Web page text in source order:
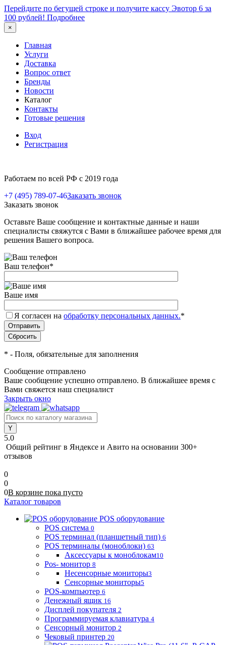
Перейдите по бегущей строке и получите кассу Эвотор 6 за
100 рублей! Подробнее
×
Главная
Услуги
Доставка
Вопрос ответ
Бренды
Новости
Каталог
Контакты
Готовые решения
Вход
Регистрация
Работаем по всей РФ с 2019 года
+7 (495) 789-07-46Заказать звонок
Заказать звонок
Оставьте Ваше сообщение и контактные данные и наши
специалисты свяжутся с Вами в ближайшее рабочее время для
решения Вашего вопроса.
Ваш телефон*
Ваше имя
Я согласен на обработку персональных данных.*
* - Поля, обязательные для заполнения
Сообщение отправлено
Ваше сообщение успешно отправлено. В ближайшее время с
Вами свяжется наш специалист
Закрыть окно
5.0
Общий рейтинг в Яндексе и Авито на основании 300+
отзывов
0
0
0В корзине пока пусто
Каталог товаров
POS оборудование
POS система 0
POS терминал (планшетный тип) 6
POS терминалы (моноблоки) 63
Аксессуары к моноблокам10
Pos- монитор 8
Несенсорные мониторы3
Сенсорные мониторы5
POS-компьютер 6
Денежный ящик 16
Дисплей покупателя 2
Программируемая клавиатура 4
Сенсорный монитор 2
Чековый принтер 20